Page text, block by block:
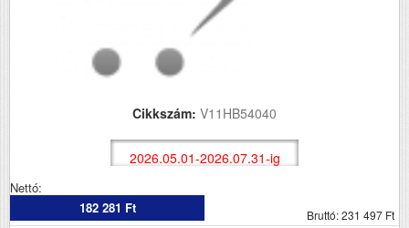
Cikkszám: V11HB54040
2026.05.01-2026.07.31-ig
Nettó:
182 281 Ft
Bruttó: 231 497 Ft